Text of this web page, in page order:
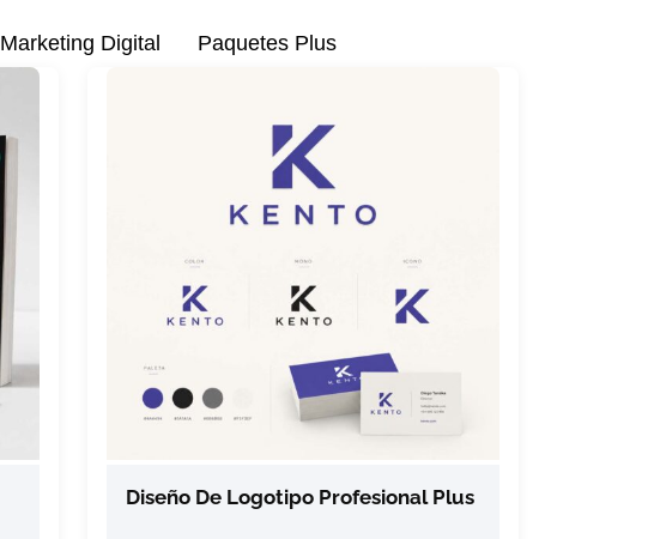
Marketing Digital Paquetes Plus
Diseño De Logotipo Profesional Plus